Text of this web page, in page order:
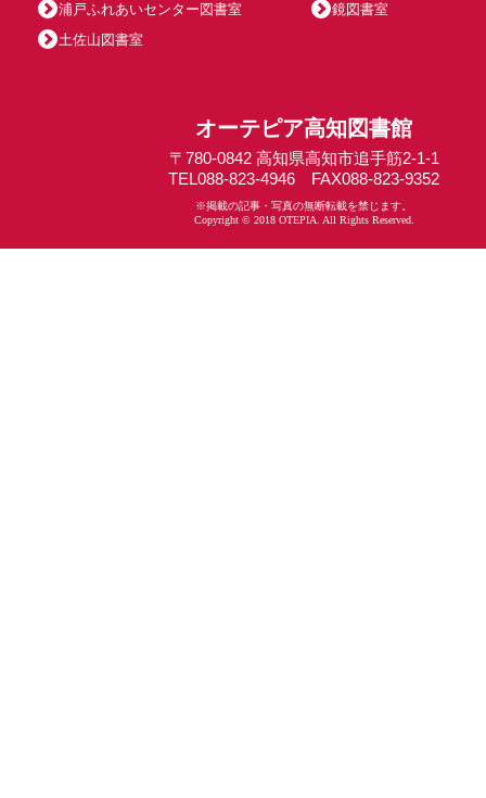
浦戸ふれあいセンター図書室
鏡図書室
土佐山図書室
オーテピア高知図書館
〒780-0842 高知県高知市追手筋2-1-1
TEL088-823-4946 FAX088-823-9352
※掲載の記事・写真の無断転載を禁じます。
Copyright © 2018 OTEPIA. All Rights Reserved.